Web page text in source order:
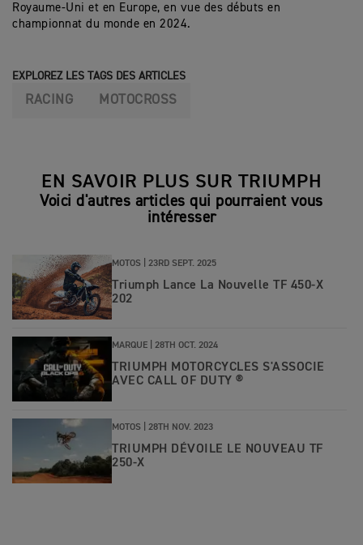
Royaume-Uni et en Europe, en vue des débuts en
championnat du monde en 2024.
EXPLOREZ LES TAGS DES ARTICLES
RACING MOTOCROSS
EN SAVOIR PLUS SUR TRIUMPH
Voici d'autres articles qui pourraient vous
intéresser
MOTOS | 23RD SEPT. 2025
Triumph Lance La Nouvelle TF 450-X
202
MARQUE | 28TH OCT. 2024
TRIUMPH MOTORCYCLES S'ASSOCIE
AVEC CALL OF DUTY ®
MOTOS | 28TH NOV. 2023
TRIUMPH DÉVOILE LE NOUVEAU TF
250-X